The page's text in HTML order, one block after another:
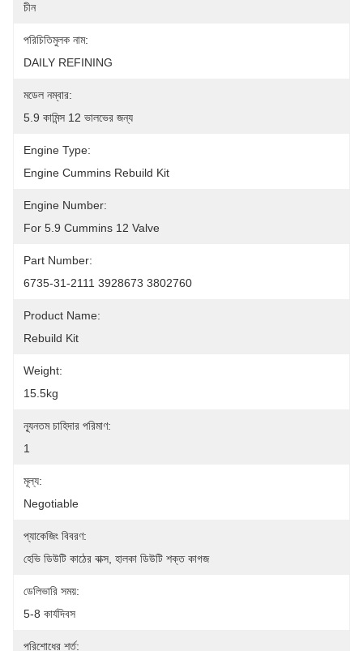
চীন
পরিচিতিমুলক নাম:
DAILY REFINING
মডেল নম্বার:
5.9 কামিন্স 12 ভালভের জন্য
Engine Type:
Engine Cummins Rebuild Kit
Engine Number:
For 5.9 Cummins 12 Valve
Part Number:
6735-31-2111 3928673 3802760
Product Name:
Rebuild Kit
Weight:
15.5kg
ন্যূনতম চাহিদার পরিমাণ:
1
মূল্য:
Negotiable
প্যাকেজিং বিবরণ:
হেভি ডিউটি ​​কাঠের বাক্স, হালকা ডিউটি ​​শক্ত কাগজ
ডেলিভারি সময়:
5-8 কার্যদিবস
পরিশোধের শর্ত: